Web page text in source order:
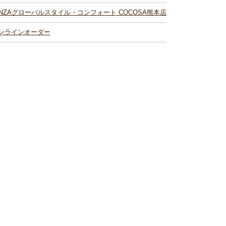
グローバルスタイル・コンフォート COCOSA熊本店
ラインオーダー